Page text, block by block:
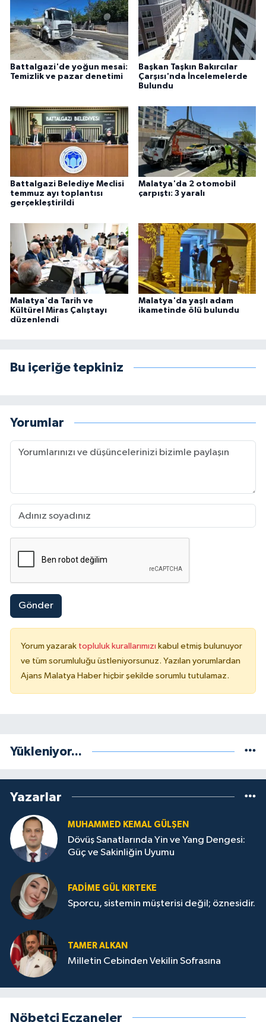
Battalgazi'de yoğun mesai:
Temizlik ve pazar denetimi
Başkan Taşkın Bakırcılar
Çarşısı'nda İncelemelerde
Bulundu
Battalgazi Belediye Meclisi
temmuz ayı toplantısı
gerçekleştirildi
Malatya'da 2 otomobil
çarpıştı: 3 yaralı
Malatya'da Tarih ve
Kültürel Miras Çalıştayı
düzenlendi
Malatya'da yaşlı adam
ikametinde ölü bulundu
Bu içeriğe tepkiniz
Yorumlar
Gönder
Yorum yazarak topluluk kurallarımızı kabul etmiş bulunuyor
ve tüm sorumluluğu üstleniyorsunuz. Yazılan yorumlardan
Ajans Malatya Haber hiçbir şekilde sorumlu tutulamaz.
Yükleniyor...
Yazarlar
MUHAMMED KEMAL GÜLŞEN
Dövüş Sanatlarında Yin ve Yang Dengesi:
Güç ve Sakinliğin Uyumu
FADIME GÜL KIRTEKE
Sporcu, sistemin müşterisi değil; öznesidir.
TAMER ALKAN
Milletin Cebinden Vekilin Sofrasına
Nöbetçi Eczaneler